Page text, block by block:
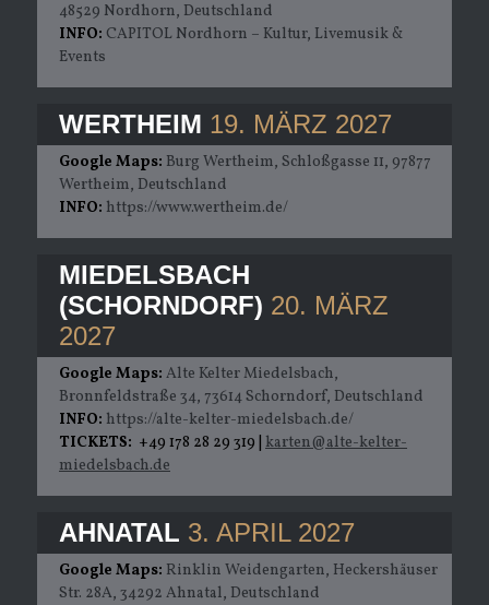
48529 Nordhorn, Deutschland
INFO: CAPITOL Nordhorn – Kultur, Livemusik &
Events
WERTHEIM 19. MÄRZ 2027
Google Maps: Burg Wertheim, Schloßgasse 11, 97877
Wertheim, Deutschland
INFO: https://www.wertheim.de/
MIEDELSBACH
(SCHORNDORF) 20. MÄRZ
2027
Google Maps: Alte Kelter Miedelsbach,
Bronnfeldstraße 34, 73614 Schorndorf, Deutschland
INFO: https://alte-kelter-miedelsbach.de/
TICKETS: +49 178 28 29 319 | karten@alte-kelter-
miedelsbach.de
AHNATAL 3. APRIL 2027
Google Maps: Rinklin Weidengarten, Heckershäuser
Str. 28A, 34292 Ahnatal, Deutschland